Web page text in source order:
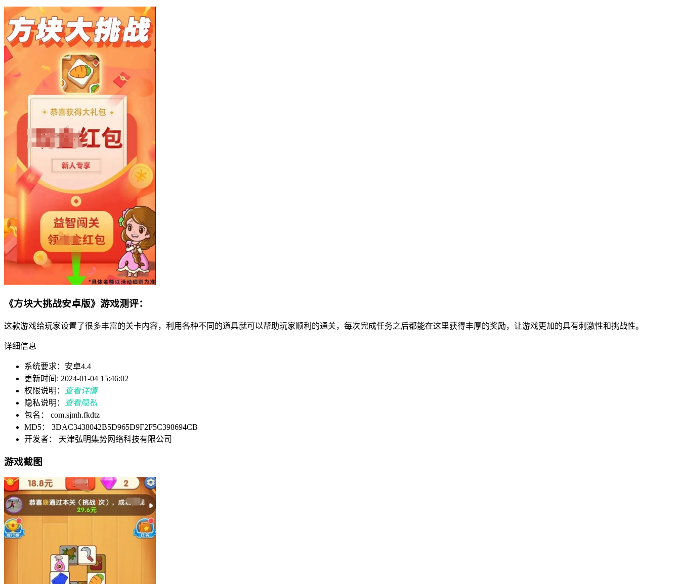
《方块大挑战安卓版》游戏测评：
这款游戏给玩家设置了很多丰富的关卡内容，利用各种不同的道具就可以帮助玩家顺利的通关，每次完成任务之后都能在这里获得丰厚的奖励，让游戏更加的具有刺激性和挑战性。
详细信息
系统要求：安卓4.4
更新时间: 2024-01-04 15:46:02
权限说明：
查看详情
隐私说明：
查看隐私
包名： com.sjmh.fkdtz
MD5： 3DAC3438042B5D965D9F2F5C398694CB
开发者： 天津弘明集势网络科技有限公司
游戏截图